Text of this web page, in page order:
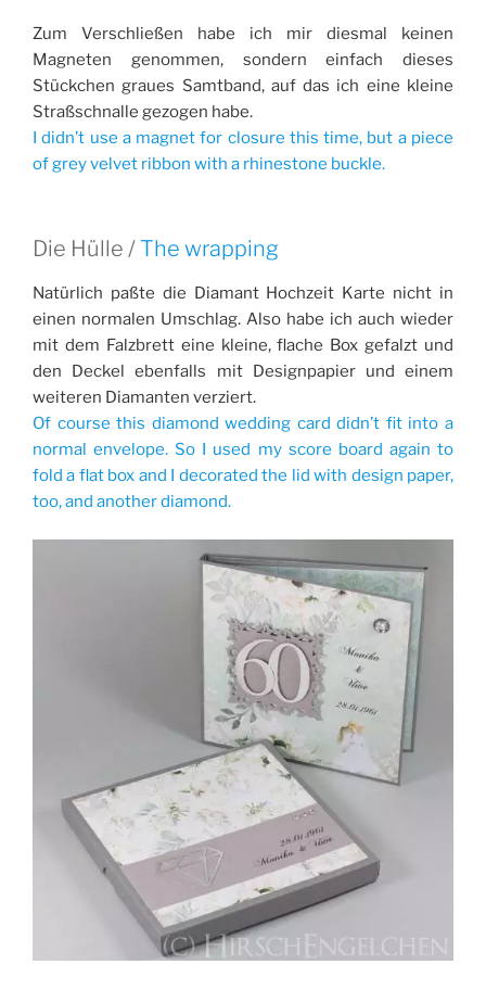
Zum Verschließen habe ich mir diesmal keinen
Magneten genommen, sondern einfach dieses
Stückchen graues Samtband, auf das ich eine kleine
Straßschnalle gezogen habe.
I didn’t use a magnet for closure this time, but a piece
of grey velvet ribbon with a rhinestone buckle.
Die Hülle /The wrapping
Natürlich paßte die Diamant Hochzeit Karte nicht in
einen normalen Umschlag. Also habe ich auch wieder
mit dem Falzbrett eine kleine, flache Box gefalzt und
den Deckel ebenfalls mit Designpapier und einem
weiteren Diamanten verziert.
Of course this diamond wedding card didn’t fit into a
normal envelope. So I used my score board again to
fold a flat box and I decorated the lid with design paper,
too, and another diamond.